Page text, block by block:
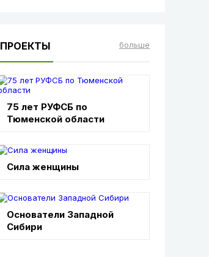
ПРОЕКТЫ больше
75 лет РУФСБ по
Тюменской области
Сила женщины
Основатели Западной
Сибири